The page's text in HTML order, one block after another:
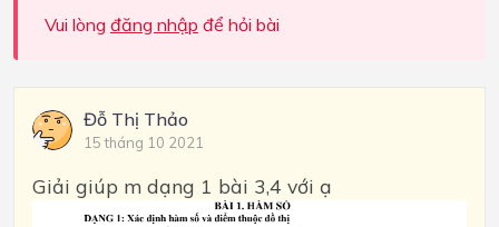
Vui lòng đăng nhập để hỏi bài
Đỗ Thị Thảo
15 tháng 10 2021
Giải giúp m dạng 1 bài 3,4 với ạ